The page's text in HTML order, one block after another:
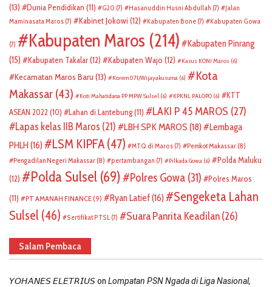
(13)
Dunia Pendidikan (11) G20 (7) Hasanuddin Husni Abdullah (7)
Jalan
Maminasata Maros (7) Kabinet Jokowi (12) Kabupaten Bone (7) Kabupaten Gowa
(7) Kabupaten Maros (214)
Kabupaten Pinrang
(15)
Kabupaten Takalar(12) Kabupaten Wajo (12) Kasus KONI Maros (6)
Kecamatan Maros Baru (13) Korem 071/Wijayakusuma (6)
Kota
Makassar (43) Koti Mahatidana PP MPW Sulsel (6) KPKNL PALOPO (6)
KTT
ASEAN 2022 (10) Lahan di Lantebung(11) LAKI P 45 MAROS (27)
Lapas kelas IIB Maros (21) LBH SPK MAROS (18)
Lembaga
PHLH (16) LSM KIPFA (47) MTQ di Maros (7) Pemkot Makassar (8)
Pengadilan Negeri Makassar (8) pertambangan (7) Pilkada Gowa (6)
Polda Maluku
(12)
Polda Sulsel (69) Polres Gowa (31)
Polres Maros
(11)
PT AMANAH FINANCE(9) Ryan Latief(16)
Sengeketa Lahan
Sulsel (46) Sertifikat PTSL (7) Suara Panrita Keadilan(26)
Salam Pembaca
𝘠𝘖𝘏𝘈𝘕𝘌𝘚 𝘌𝘓𝘌𝘛𝘙𝘐𝘜𝘚on Lompatan PSN Ngada di Liga Nasional,